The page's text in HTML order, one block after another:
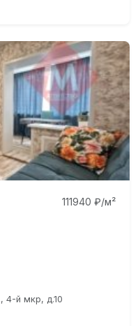
111940 ₽/м²
4-й мкр, д.10